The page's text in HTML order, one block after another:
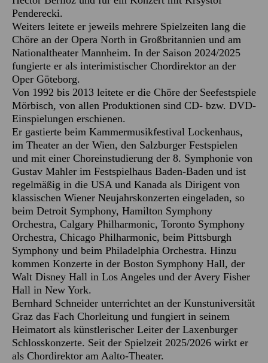
Penderecki.
Weiters leitete er jeweils mehrere Spielzeiten lang die
Chöre an der Opera North in Großbritannien und am
Nationaltheater Mannheim. In der Saison 2024/2025
fungierte er als interimistischer Chordirektor an der
Oper Göteborg.
Von 1992 bis 2013 leitete er die Chöre der Seefestspiele
Mörbisch, von allen Produktionen sind CD- bzw. DVD-
Einspielungen erschienen.
Er gastierte beim Kammermusikfestival Lockenhaus,
im Theater an der Wien, den Salzburger Festspielen
und mit einer Choreinstudierung der 8. Symphonie von
Gustav Mahler im Festspielhaus Baden-Baden und ist
regelmäßig in die USA und Kanada als Dirigent von
klassischen Wiener Neujahrskonzerten eingeladen, so
beim Detroit Symphony, Hamilton Symphony
Orchestra, Calgary Philharmonic, Toronto Symphony
Orchestra, Chicago Philharmonic, beim Pittsburgh
Symphony und beim Philadelphia Orchestra. Hinzu
kommen Konzerte in der Boston Symphony Hall, der
Walt Disney Hall in Los Angeles und der Avery Fisher
Hall in New York.
Bernhard Schneider unterrichtet an der Kunstuniversität
Graz das Fach Chorleitung und fungiert in seinem
Heimatort als künstlerischer Leiter der Laxenburger
Schlosskonzerte. Seit der Spielzeit 2025/2026 wirkt er
als Chordirektor am Aalto-Theater.